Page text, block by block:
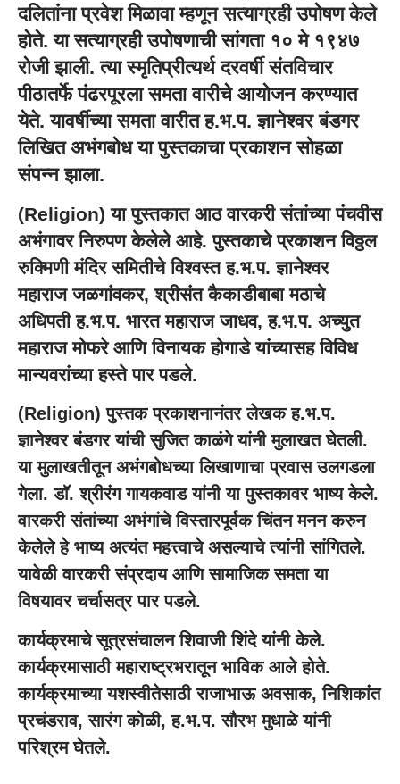
दलितांना प्रवेश मिळावा म्हणून सत्याग्रही उपोषण केले
होते. या सत्याग्रही उपोषणाची सांगता १० मे १९४७
रोजी झाली. त्या स्मृतिप्रीत्यर्थ दरवर्षी संतविचार
पीठातर्फे पंढरपूरला समता वारीचे आयोजन करण्यात
येते. यावर्षीच्या समता वारीत ह.भ.प. ज्ञानेश्वर बंडगर
लिखित अभंगबोध या पुस्तकाचा प्रकाशन सोहळा
संपन्न झाला.
(Religion) या पुस्तकात आठ वारकरी संतांच्या पंचवीस
अभंगावर निरुपण केलेले आहे. पुस्तकाचे प्रकाशन विठ्ठल
रुक्मिणी मंदिर समितीचे विश्वस्त ह.भ.प. ज्ञानेश्वर
महाराज जळगांवकर, श्रीसंत कैकाडीबाबा मठाचे
अधिपती ह.भ.प. भारत महाराज जाधव, ह.भ.प. अच्युत
महाराज मोफरे आणि विनायक होगाडे यांच्यासह विविध
मान्यवरांच्या हस्ते पार पडले.
(Religion) पुस्तक प्रकाशनानंतर लेखक ह.भ.प.
ज्ञानेश्वर बंडगर यांची सुजित काळंगे यांनी मुलाखत घेतली.
या मुलाखतीतून अभंगबोधच्या लिखाणाचा प्रवास उलगडला
गेला. डाॅ. श्रीरंग गायकवाड यांनी या पुस्तकावर भाष्य केले.
वारकरी संतांच्या अभंगांचे विस्तारपूर्वक चिंतन मनन करुन
केलेले हे भाष्य अत्यंत महत्त्वाचे असल्याचे त्यांनी सांगितले.
यावेळी वारकरी संप्रदाय आणि सामाजिक समता या
विषयावर चर्चासत्र पार पडले.
कार्यक्रमाचे सूत्रसंचालन शिवाजी शिंदे यांनी केले.
कार्यक्रमासाठी महाराष्ट्रभरातून भाविक आले होते.
कार्यक्रमाच्या यशस्वीतेसाठी राजाभाऊ अवसाक, निशिकांत
प्रचंडराव, सारंग कोळी, ह.भ.प. सौरभ मुधाळे यांनी
परिश्रम घेतले.